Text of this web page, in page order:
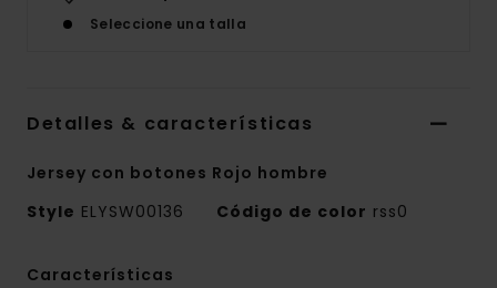
Seleccione una talla
Detalles & características
Jersey con botones Rojo hombre
Style ELYSW00136 Código de color rss0
Características